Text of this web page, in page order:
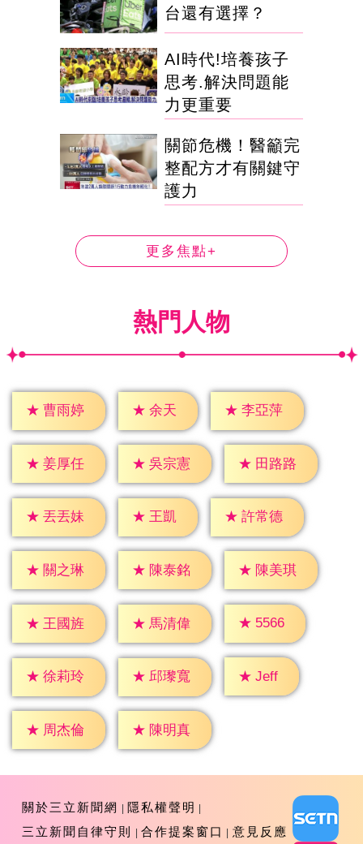
台還有選擇？
AI時代!培養孩子
思考.解決問題能
力更重要
關節危機！醫籲完
整配方才有關鍵守
護力
更多焦點+
熱門人物
★ 曹雨婷 ★ 余天 ★ 李亞萍
★ 姜厚任 ★ 吳宗憲 ★ 田路路
★ 丟丟妹 ★ 王凱 ★ 許常德
★ 關之琳 ★ 陳泰銘 ★ 陳美琪
★ 王國旌 ★ 馬清偉 ★ 5566
★ 徐莉玲 ★ 邱瓈寬 ★ Jeff
★ 周杰倫 ★ 陳明真
關於三立新聞網
隱私權聲明
三立新聞自律守則
合作提案窗口 意見反應